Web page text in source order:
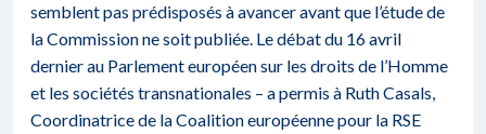
semblent pas prédisposés à avancer avant que l’étude de
la Commission ne soit publiée. Le débat du 16 avril
dernier au Parlement européen sur les droits de l’Homme
et les sociétés transnationales – a permis à Ruth Casals,
Coordinatrice de la Coalition européenne pour la RSE